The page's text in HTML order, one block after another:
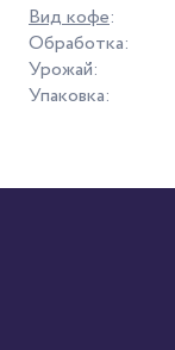
Вид кофе:
Обработка:
Урожай:
Упаковка: